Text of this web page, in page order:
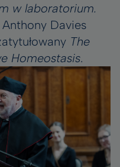
w laboratorium.
Davies
The
Homeostasis.